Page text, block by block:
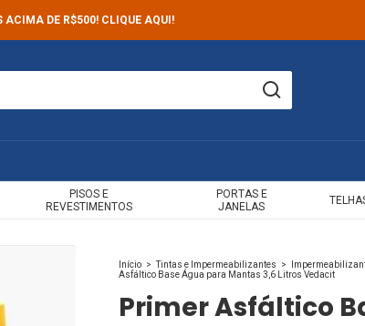
ACIMA DE R$500! CLIQUE AQUI!
PISOS E
REVESTIMENTOS
PORTAS E
JANELAS
Início > Tintas e Impermeabilizantes >
Asfáltico Base Água para Mantas 3,6 Litros Vedacit
Primer Asfáltico